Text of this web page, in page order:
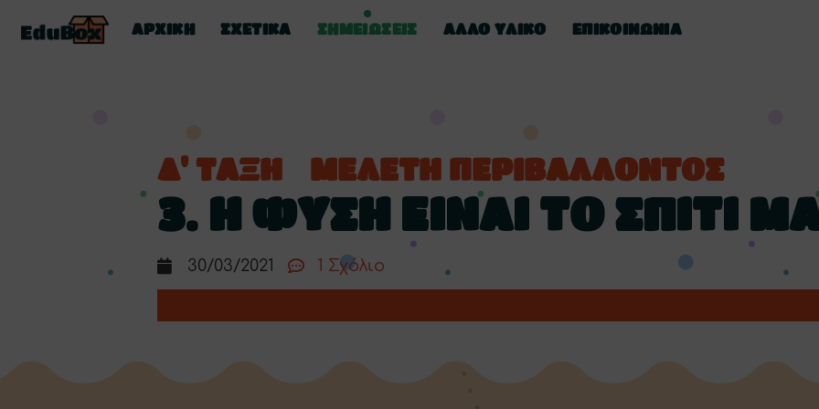
ΑΡΧΙΚΗ ΣΧΕΤΙΚΑ ΣΗΜΕΙΩΣΕΙΣ ΑΛΛΟ ΥΛΙΚΟ ΕΠΙΚΟΙΝΩΝΊΑ
Δ' ΤΑΞΗ ΜΕΛΕΤΗ ΠΕΡΙΒΑΛΛΟΝΤΟΣ
3. Η ΦΥΣΗ ΕΙΝΑΙ ΤΟ ΣΠΙΤΙ
30/03/2021 1 Σχόλιο